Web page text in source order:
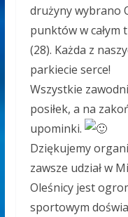
drużyny wybrano
punktów w całym
(28). Każda z
parkiecie serce!
Wszystkie
posiłek, a na
upominki.
Dziękujemy
zawsze udział w
Oleśnicy jest
sportowym